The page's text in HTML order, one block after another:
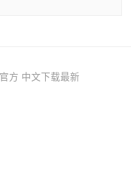
方 中文下载最新